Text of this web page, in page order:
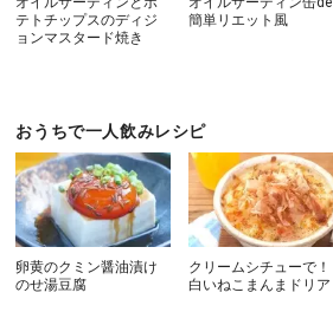
テトチップスのディジ
ョンマスタード焼き
簡単リエット風
おうちで一人飲みレシピ
卵黄のクミン醤油漬け
のせ湯豆腐
クリームシチューで！
白いねこまんまドリア